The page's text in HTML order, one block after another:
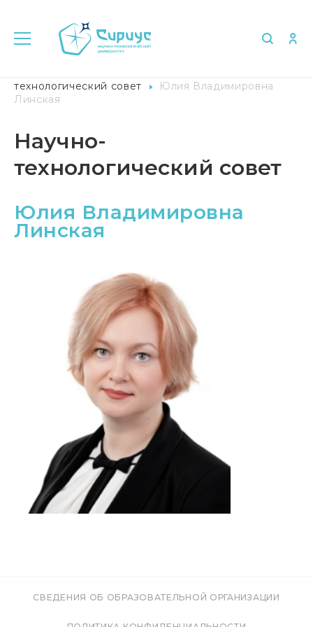
технологический совет
Юлия Владимировна
Линская
Научно-
технологический совет
Юлия Владимировна
Линская
СВЕДЕНИЯ ОБ ОБРАЗОВАТЕЛЬНОЙ ОРГАНИЗАЦИИ